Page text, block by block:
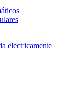
eléctricamente